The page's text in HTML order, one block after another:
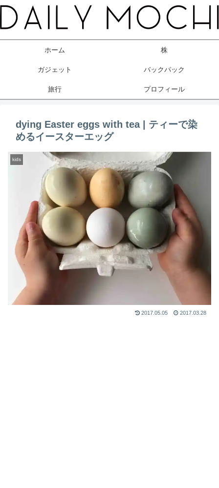
ホーム 株
ガジェット バックパック
旅行 プロフィール
dying Easter eggs with tea | ティーで染
めるイースターエッグ
kids
2017.05.05 2017.03.28